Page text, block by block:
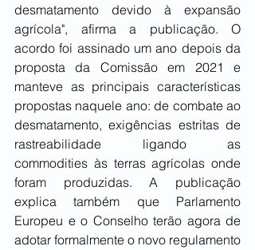
desmatamento devido à expansão
agrícola", afirma a publicação. O
acordo foi assinado um ano depois da
proposta da Comissão em 2021 e
manteve as principais características
propostas naquele ano: de combate ao
desmatamento, exigências estritas de
rastreabilidade ligando as
commodities às terras agrícolas onde
foram produzidas. A publicação
explica também que Parlamento
Europeu e o Conselho terão agora de
adotar formalmente o novo regulamento